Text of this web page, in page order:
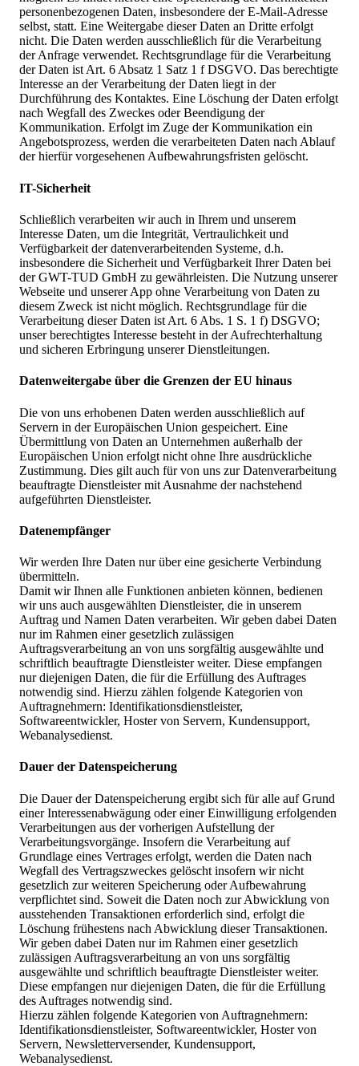
personenbezogenen Daten, insbesondere der E-Mail-Adresse
selbst, statt. Eine Weitergabe dieser Daten an Dritte erfolgt
nicht. Die Daten werden ausschließlich für die Verarbeitung
der Anfrage verwendet. Rechtsgrundlage für die Verarbeitung
der Daten ist Art. 6 Absatz 1 Satz 1 f DSGVO. Das berechtigte
Interesse an der Verarbeitung der Daten liegt in der
Durchführung des Kontaktes. Eine Löschung der Daten erfolgt
nach Wegfall des Zweckes oder Beendigung der
Kommunikation. Erfolgt im Zuge der Kommunikation ein
Angebotsprozess, werden die verarbeiteten Daten nach Ablauf
der hierfür vorgesehenen Aufbewahrungsfristen gelöscht.
IT-Sicherheit
Schließlich verarbeiten wir auch in Ihrem und unserem
Interesse Daten, um die Integrität, Vertraulichkeit und
Verfügbarkeit der datenverarbeitenden Systeme, d.h.
insbesondere die Sicherheit und Verfügbarkeit Ihrer Daten bei
der GWT-TUD GmbH zu gewährleisten. Die Nutzung unserer
Webseite und unserer App ohne Verarbeitung von Daten zu
diesem Zweck ist nicht möglich. Rechtsgrundlage für die
Verarbeitung dieser Daten ist Art. 6 Abs. 1 S. 1 f) DSGVO;
unser berechtigtes Interesse besteht in der Aufrechterhaltung
und sicheren Erbringung unserer Dienstleitungen.
Datenweitergabe über die Grenzen der EU hinaus
Die von uns erhobenen Daten werden ausschließlich auf
Servern in der Europäischen Union gespeichert. Eine
Übermittlung von Daten an Unternehmen außerhalb der
Europäischen Union erfolgt nicht ohne Ihre ausdrückliche
Zustimmung. Dies gilt auch für von uns zur Datenverarbeitung
beauftragte Dienstleister mit Ausnahme der nachstehend
aufgeführten Dienstleister.
Datenempfänger
Wir werden Ihre Daten nur über eine gesicherte Verbindung
übermitteln.
Damit wir Ihnen alle Funktionen anbieten können, bedienen
wir uns auch ausgewählten Dienstleister, die in unserem
Auftrag und Namen Daten verarbeiten. Wir geben dabei Daten
nur im Rahmen einer gesetzlich zulässigen
Auftragsverarbeitung an von uns sorgfältig ausgewählte und
schriftlich beauftragte Dienstleister weiter. Diese empfangen
nur diejenigen Daten, die für die Erfüllung des Auftrages
notwendig sind. Hierzu zählen folgende Kategorien von
Auftragnehmern: Identifikationsdienstleister,
Softwareentwickler, Hoster von Servern, Kundensupport,
Webanalysedienst.
Dauer der Datenspeicherung
Die Dauer der Datenspeicherung ergibt sich für alle auf Grund
einer Interessenabwägung oder einer Einwilligung erfolgenden
Verarbeitungen aus der vorherigen Aufstellung der
Verarbeitungsvorgänge. Insofern die Verarbeitung auf
Grundlage eines Vertrages erfolgt, werden die Daten nach
Wegfall des Vertragszweckes gelöscht insofern wir nicht
gesetzlich zur weiteren Speicherung oder Aufbewahrung
verpflichtet sind. Soweit die Daten noch zur Abwicklung von
ausstehenden Transaktionen erforderlich sind, erfolgt die
Löschung frühestens nach Abwicklung dieser Transaktionen.
Wir geben dabei Daten nur im Rahmen einer gesetzlich
zulässigen Auftragsverarbeitung an von uns sorgfältig
ausgewählte und schriftlich beauftragte Dienstleister weiter.
Diese empfangen nur diejenigen Daten, die für die Erfüllung
des Auftrages notwendig sind.
Hierzu zählen folgende Kategorien von Auftragnehmern:
Identifikationsdienstleister, Softwareentwickler, Hoster von
Servern, Newsletterversender, Kundensupport,
Webanalysedienst.